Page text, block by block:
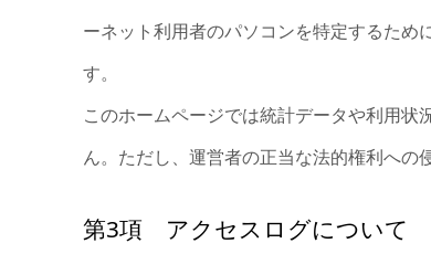
ーネット利用者のパソコンを特定するため
す。
このホームページでは統計データや利用
ん。ただし、運営者の正当な法的権利への
第3項 アクセスログについて